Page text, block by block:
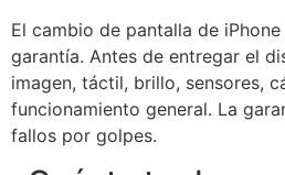
El cambio de pantalla de
garantía. Antes de entregar el
imagen, táctil, brillo, sensores,
funcionamiento general. La
fallos por golpes.